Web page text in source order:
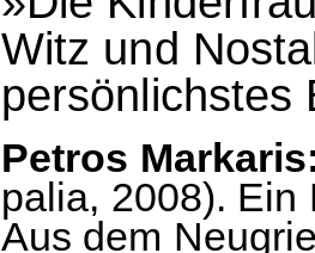
Witz und
persönlichstes
Petros
palia, 2008). Ein
Aus dem